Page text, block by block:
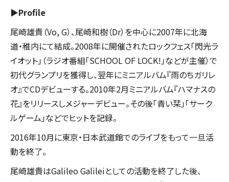
▶︎Profile
尾崎雄貴（Vo, G）、尾崎和樹（Dr）を中心に2007年に北海
道・稚内にて結成。2008年に開催されたロックフェス「閃光ラ
イオット」（ラジオ番組「SCHOOL OF LOCK!」などが主催）で
初代グランプリを獲得し、翌年にミニアルバム『雨のちガリレ
オ』でCDデビューする。2010年2月ミニアルバム『ハマナスの
花』をリリースしメジャーデビュー。その後「青い栞」「サーク
ルゲーム」などでヒットを記録。
2016年10月に東京・日本武道館でのライブをもって一旦活
動を終了。
尾崎雄貴はGalileo Galileiとしての活動を終了した後、